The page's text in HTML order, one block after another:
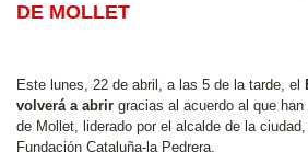
DE MOLLET
Este lunes, 22 de abril, a las 5 de la tarde, el
volverá a abrir gracias al acuerdo al que
de Mollet, liderado por el alcalde de la
Fundación Cataluña-la Pedrera.